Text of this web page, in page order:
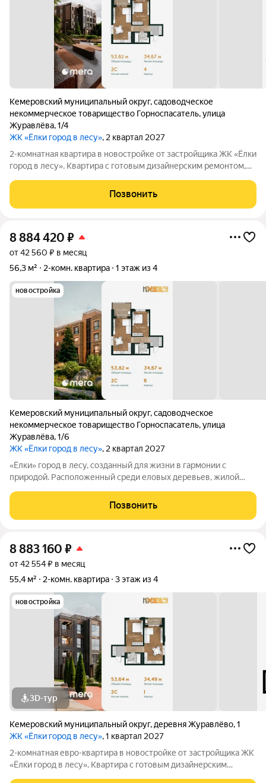
Кемеровский муниципальный округ,садоводческое
некоммерческое товарищество Горноспасатель,улица
Журавлёва,1/4
ЖК «Ёлки город в лесу», 2 квартал 2027
2-комнатная квартира в новостройке от застройщика ЖК «Ёлки
город в лесу». Квартира с готовым дизайнерским ремонтом,
Формат «заезжай и живи» без ремонта, шума и
дополнительных затрат. Квартира
Позвонить
8 884 420 ₽
от 42 560 ₽ в месяц
56,3 м²
2-комн. квартира 1 этаж из 4
новостройка
Кемеровский муниципальный округ,садоводческое
некоммерческое товарищество Горноспасатель,улица
Журавлёва,1/6
ЖК «Ёлки город в лесу», 2 квартал 2027
«Ёлки» город в лесу, созданный для жизни в гармонии с
природой. Расположенный среди еловых деревьев, жилой
вдохновляющую атмосферу. Закрытая охраняемая территория
с зелёными дворами без машин,
Позвонить
8 883 160 ₽
от 42 554 ₽ в месяц
55,4 м²
2-комн. квартира 3 этаж из 4
новостройка
3D-тур
Кемеровский муниципальный округ, деревня Журавлёво,1
ЖК «Ёлки город в лесу», 1 квартал 2027
2-комнатная евро-квартира в новостройке от застройщика ЖК
«Ёлки город в лесу». Квартира с готовым дизайнерским